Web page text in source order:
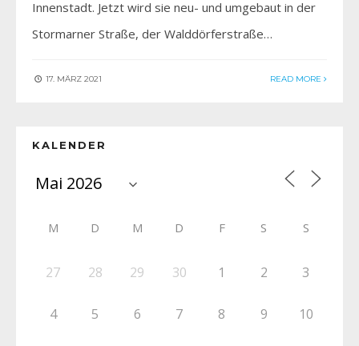
Innenstadt. Jetzt wird sie neu- und umgebaut in der
Stormarner Straße, der Walddörferstraße…
17. MÄRZ 2021 READ MORE
KALENDER
M D M D F S S
27 28 29 30 1 2 3
4 5 6 7 8 9 10